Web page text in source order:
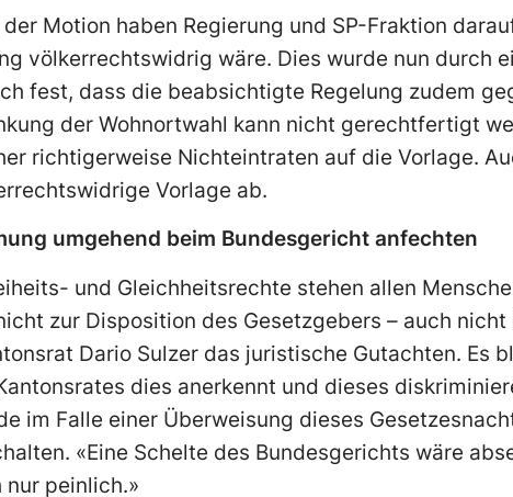
Motion haben Regierung und SP-Fraktion
völkerrechtswidrig wäre. Dies wurde nun durch
fest, dass die beabsichtigte Regelung zudem
der Wohnortwahl kann nicht gerechtfertigt
richtigerweise Nichteintraten auf die Vorlage.
Vorlage ab.
umgehend beim Bundesgericht anfechten
und Gleichheitsrechte stehen allen
zur Disposition des Gesetzgebers – auch nicht
Dario Sulzer das juristische Gutachten. Es
dies anerkennt und dieses
im Falle einer Überweisung dieses
«Eine Schelte des Bundesgerichts wäre
nur peinlich.»